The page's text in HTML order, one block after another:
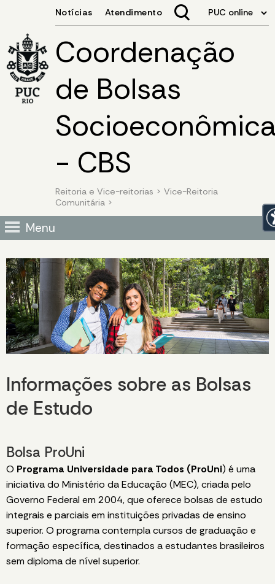
Coordenação
de Bolsas
- CBS
Reitoria e Vice-reitorias > Vice-Reitoria
Comunitária >
Menu
Informações sobre as Bolsas
de Estudo
Bolsa ProUni
O Programa Universidade para Todos (ProUni) é uma
iniciativa do Ministério da Educação (MEC), criada pelo
Governo Federal em 2004, que oferece bolsas de estudo
integrais e parciais em instituições privadas de ensino
superior. O programa contempla cursos de graduação e
formação específica, destinados a estudantes brasileiros
sem diploma de nível superior.